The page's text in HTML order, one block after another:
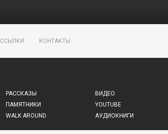
ССЫЛКИ КОНТАКТЫ
РАССКАЗЫ
ПАМЯТНИКИ
WALK AROUND
ВИДЕО
YOUTUBE
АУДИОКНИГИ